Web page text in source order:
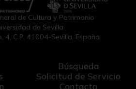
de Cultura y Patrimonio
de Sevilla
4, C.P. 41004-Sevilla, España.
Búsqueda
Solicitud de Servicio
Contacto